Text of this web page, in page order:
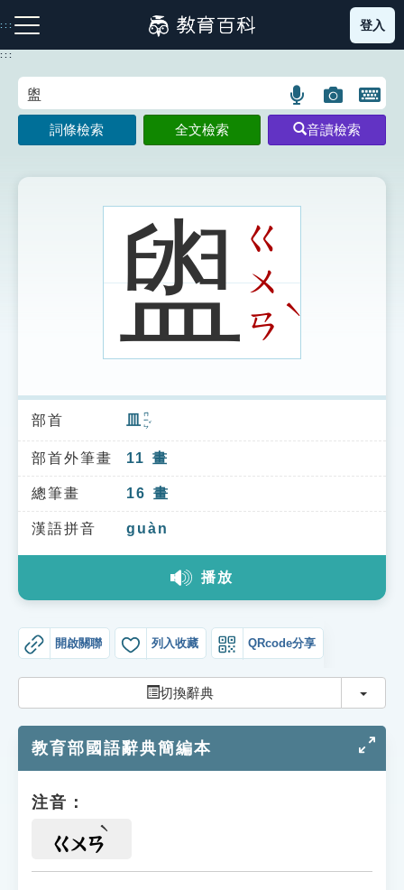
到
主
:::
注音索引圖示 筆畫索引圖示 部首索引表圖示
索引選單
知識索引
單字索引
生命大百科索引
登入
:::
語
言
搜
示
圖
片
搜
開
鍵
圖
詞條檢索 全文檢索 音讀檢索
盥ㄍ
ㄨ
ㄢ
ˋ
部首 皿 ㄇㄧㄣˇ
部首外筆畫 11 畫
總筆畫 16 畫
漢語拼音 guàn
播放
開啟關聯 列入收藏 QRcode分享
切換辭典 切換
教育部國語辭典簡編本
注音：
ㄍㄨㄢ